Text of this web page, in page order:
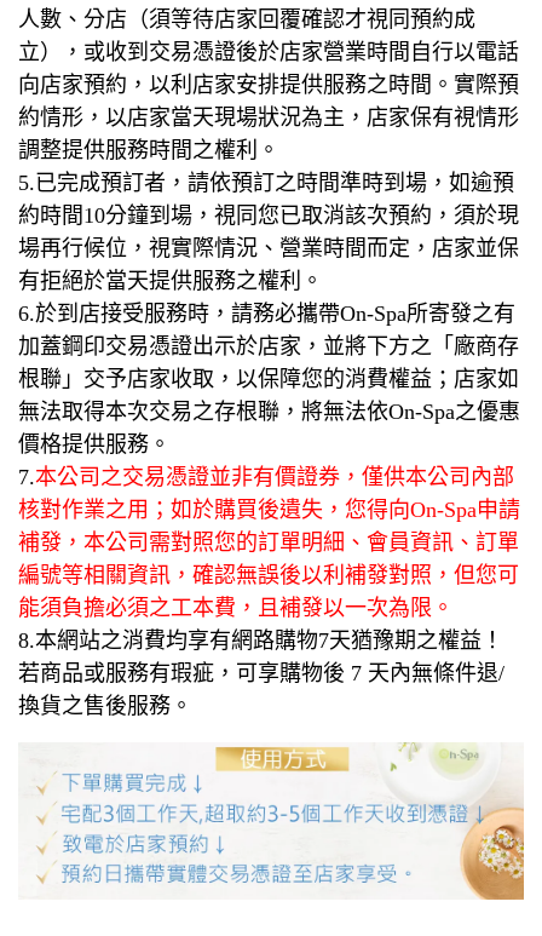
人數、分店（須等待店家回覆確認才視同預約成
立），或收到交易憑證後於店家營業時間自行以電話
向店家預約，以利店家安排提供服務之時間。實際預
約情形，以店家當天現場狀況為主，店家保有視情形
調整提供服務時間之權利。
5.已完成預訂者，請依預訂之時間準時到場，如逾預
約時間10分鐘到場，視同您已取消該次預約，須於現
場再行候位，視實際情況、營業時間而定，店家並保
有拒絕於當天提供服務之權利。
6.於到店接受服務時，請務必攜帶On-Spa所寄發之有
加蓋鋼印交易憑證出示於店家，並將下方之「廠商存
根聯」交予店家收取，以保障您的消費權益；店家如
無法取得本次交易之存根聯，將無法依On-Spa之優惠
價格提供服務。
7.本公司之交易憑證並非有價證券，僅供本公司內部
核對作業之用；如於購買後遺失，您得向On-Spa申請
補發，本公司需對照您的訂單明細、會員資訊、訂單
編號等相關資訊，確認無誤後以利補發對照，但您可
能須負擔必須之工本費，且補發以一次為限。
8.本網站之消費均享有網路購物7天猶豫期之權益！
若商品或服務有瑕疵，可享購物後 7 天內無條件退/
換貨之售後服務。